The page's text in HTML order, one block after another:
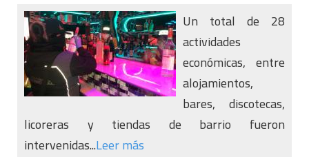
Un total de 28
actividades
económicas, entre
alojamientos,
bares, discotecas,
licoreras y tiendas de barrio fueron
intervenidas...Leer más